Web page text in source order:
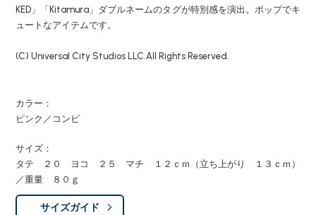
KED」「Kitamura」ダブルネームのタグが特別感を演出。ポップでキ
ュートなアイテムです。
(C) Universal City Studios LLC.All Rights Reserved.
カラー：
ピンク／コンビ
サイズ：
タテ ２０ ヨコ ２５ マチ １２ｃｍ（立ち上がり １３ｃｍ）
／重量 ８０ｇ
サイズガイド